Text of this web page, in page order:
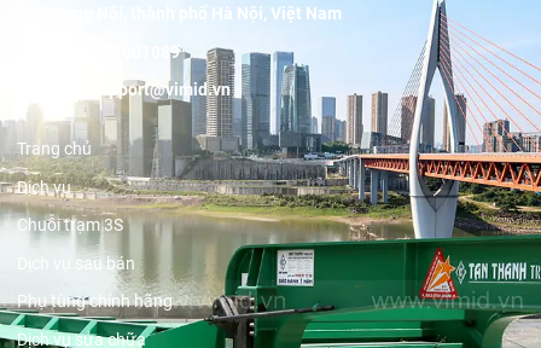
Dương Nội, thành phố Hà Nội, Việt Nam
19001089
support@vimid.vn
Trang chủ
Dịch vụ
Chuỗi trạm 3S
Dịch vụ sau bán
Phụ tùng chính hãng
Dịch vụ sửa chữa